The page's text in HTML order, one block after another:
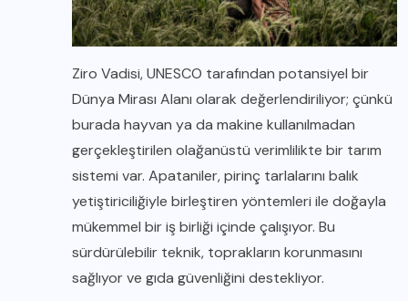
Ziro Vadisi, UNESCO tarafından potansiyel bir
Dünya Mirası Alanı olarak değerlendiriliyor; çünkü
burada hayvan ya da makine kullanılmadan
gerçekleştirilen olağanüstü verimlilikte bir tarım
sistemi var. Apataniler, pirinç tarlalarını balık
yetiştiriciliğiyle birleştiren yöntemleri ile doğayla
mükemmel bir iş birliği içinde çalışıyor. Bu
sürdürülebilir teknik, toprakların korunmasını
sağlıyor ve gıda güvenliğini destekliyor.